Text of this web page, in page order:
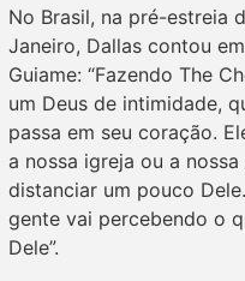
No Brasil, na pré-estreia
Janeiro, Dallas contou
Guiame: “Fazendo The
um Deus de intimidade,
passa em seu coração.
a nossa igreja ou a
distanciar um pouco
gente vai percebendo o
Dele”.